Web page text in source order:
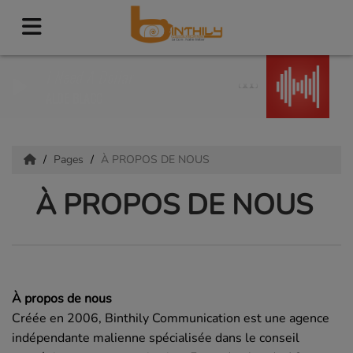
Pages À PROPOS DE NOUS
À PROPOS DE NOUS
À propos de nous
Créée en 2006, Binthily Communication est une agence
indépendante malienne spécialisée dans le conseil